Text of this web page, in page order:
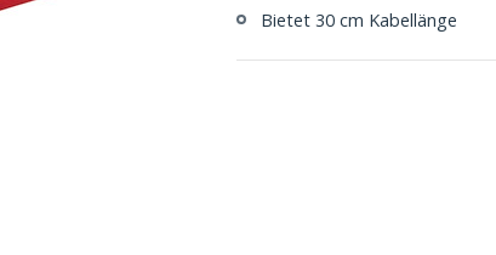
Bietet 30 cm Kabellänge